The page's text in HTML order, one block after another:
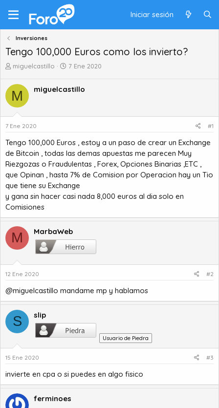
Iniciar sesión
Inversiones
Tengo 100,000 Euros como los invierto?
A
t
o
r
t
e
m
a
miguelcastillo
F
h
n
c
i
o
7 Ene 2020
M miguelcastillo
7 Ene 2020 #1
Tengo 100,000 Euros , estoy a un paso de crear un Exchange
de Bitcoin , todas las demas apuestas me parecen Muy
Riezgozas o Fraudulentas , Forex, Opciones Binarias ,ETC ,
que Opinan , hasta 7% de Comision por Operacion hay un Tio
que tiene su Exchange
y gana sin hacer casi nada 8,000 euros al dia solo en
Comisiones
M MarbaWeb
12 Ene 2020 #2
@miguelcastillo mandame mp y hablamos
S slip
Usuario de Piedra
15 Ene 2020 #3
invierte en cpa o si puedes en algo fisico
ferminoes